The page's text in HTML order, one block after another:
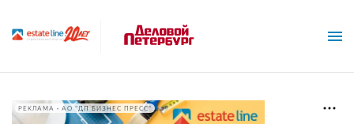
РЕКЛАМА • АО "ДП БИЗНЕС ПРЕСС"